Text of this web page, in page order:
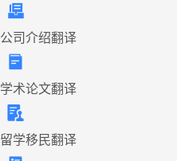
公司介绍翻译
学术论文翻译
留学移民翻译